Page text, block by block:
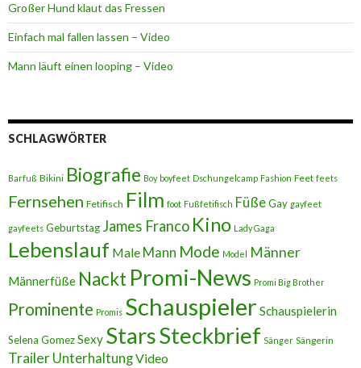
Großer Hund klaut das Fressen
Einfach mal fallen lassen – Video
Mann läuft einen looping – Video
SCHLAGWÖRTER
Barfuß Bikini Biografie Boy boyfeet Dschungelcamp Fashion Feet feets
Fernsehen Fetifisch Film foot Fußfetifisch FüßeGay gayfeet
gayfeets GeburtstagJames Franco Kino Lady Gaga
Lebenslauf Male Mann Mode Model Männer
Männerfüße Nackt Promi-News Promi Big Brother
Prominente Promis Schauspieler Schauspielerin
Selena GomezSexy StarsSteckbrief Sänger Sängerin
Trailer UnterhaltungVideo